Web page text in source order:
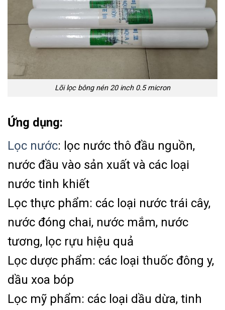
Lõi lọc bông nén 20 inch 0.5 micron
Ứng dụng:
Lọc nước: lọc nước thô đầu nguồn,
nước đầu vào sản xuất và các loại
nước tinh khiết
Lọc thực phẩm: các loại nước trái cây,
nước đóng chai, nước mắm, nước
tương, lọc rựu hiệu quả
Lọc dược phẩm: các loại thuốc đông y,
dầu xoa bóp
Lọc mỹ phẩm: các loại dầu dừa, tinh